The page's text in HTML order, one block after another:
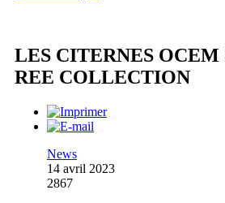
LES CITERNES OCEM
REE COLLECTION
News
14 avril 2023
2867